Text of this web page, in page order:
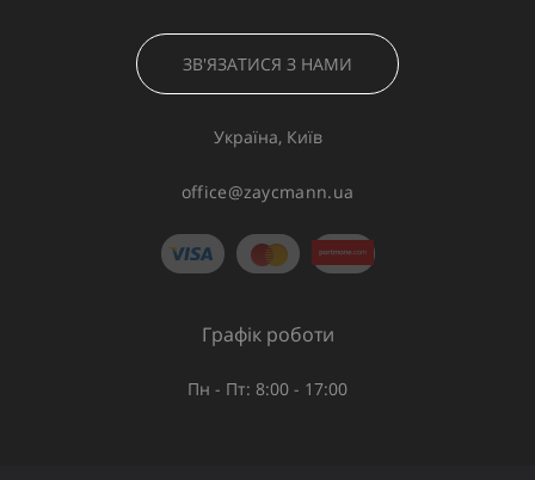
ЗВ'ЯЗАТИСЯ З НАМИ
Україна, Київ
office@zaycmann.ua
Графік роботи
Пн - Пт: 8:00 - 17:00